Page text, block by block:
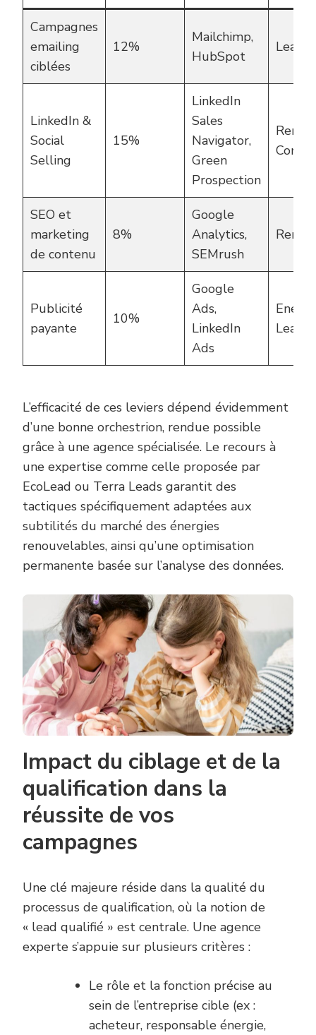
Campagnes
emailing
ciblées
12%
Mailchimp,
HubSpot
Lead
LinkedIn &
Social
Selling
15%
LinkedIn
Sales
Navigator,
Green
Prospection
SEO et
marketing
de contenu
8%
Google
Analytics,
SEMrush
Publicité
payante
10%
Google
Ads,
LinkedIn
Ads
Lead
L’efficacité de ces leviers dépend évidemment
d’une bonne orchestrion, rendue possible
grâce à une agence spécialisée. Le recours à
une expertise comme celle proposée par
EcoLead ou Terra Leads garantit des
tactiques spécifiquement adaptées aux
subtilités du marché des énergies
renouvelables, ainsi qu’une optimisation
permanente basée sur l’analyse des données.
Impact du ciblage et de la
qualification dans la
réussite de vos
campagnes
Une clé majeure réside dans la qualité du
processus de qualification, où la notion de
« lead qualifié » est centrale. Une agence
experte s’appuie sur plusieurs critères :
Le rôle et la fonction précise au
sein de l’entreprise cible (ex :
acheteur, responsable énergie,